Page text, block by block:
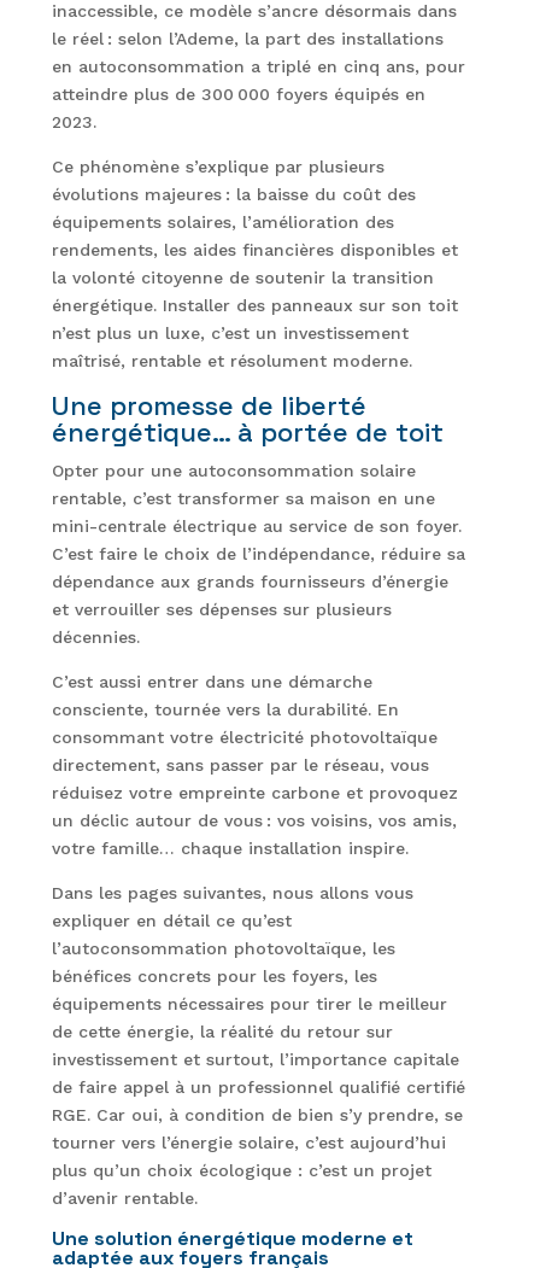
inaccessible, ce modèle s’ancre désormais dans
le réel : selon l’Ademe, la part des installations
en autoconsommation a triplé en cinq ans, pour
atteindre plus de 300 000 foyers équipés en
2023.
Ce phénomène s’explique par plusieurs
évolutions majeures : la baisse du coût des
équipements solaires, l’amélioration des
rendements, les aides financières disponibles et
la volonté citoyenne de soutenir la transition
énergétique. Installer des panneaux sur son toit
n’est plus un luxe, c’est un investissement
maîtrisé, rentable et résolument moderne.
Une promesse de liberté
énergétique… à portée de toit
Opter pour une autoconsommation solaire
rentable, c’est transformer sa maison en une
mini-centrale électrique au service de son foyer.
C’est faire le choix de l’indépendance, réduire sa
dépendance aux grands fournisseurs d’énergie
et verrouiller ses dépenses sur plusieurs
décennies.
C’est aussi entrer dans une démarche
consciente, tournée vers la durabilité. En
consommant votre électricité photovoltaïque
directement, sans passer par le réseau, vous
réduisez votre empreinte carbone et provoquez
un déclic autour de vous : vos voisins, vos amis,
votre famille… chaque installation inspire.
Dans les pages suivantes, nous allons vous
expliquer en détail ce qu’est
l’autoconsommation photovoltaïque, les
bénéfices concrets pour les foyers, les
équipements nécessaires pour tirer le meilleur
de cette énergie, la réalité du retour sur
investissement et surtout, l’importance capitale
de faire appel à un professionnel qualifié certifié
RGE. Car oui, à condition de bien s’y prendre, se
tourner vers l’énergie solaire, c’est aujourd’hui
plus qu’un choix écologique : c’est un projet
d’avenir rentable.
Une solution énergétique moderne et
adaptée aux foyers français